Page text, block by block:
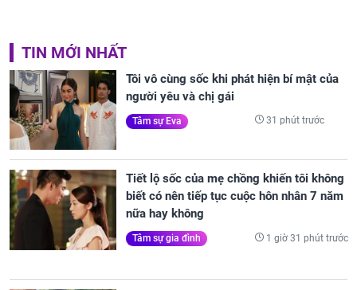
TIN MỚI NHẤT
Tôi vô cùng sốc khi phát hiện bí mật của
người yêu và chị gái
Tâm sự Eva 31 phút trước
Tiết lộ sốc của mẹ chồng khiến tôi không
biết có nên tiếp tục cuộc hôn nhân 7 năm
nữa hay không
Tâm sự gia đình 1 giờ 31 phút trước